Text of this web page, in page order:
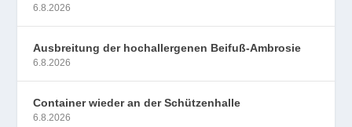
6.8.2026
Ausbreitung der hochallergenen Beifuß-Ambrosie
6.8.2026
Container wieder an der Schützenhalle
6.8.2026